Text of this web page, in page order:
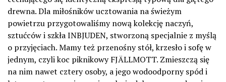
drewna. Dla miłośników ucztowania na świeżym
powietrzu przygotowaliśmy nową kolekcję naczyń,
sztućców i szkła INBJUDEN, stworzoną specjalnie z myślą
o przyjęciach. Mamy też przenośny stół, krzesło i sofę w
jednym, czyli koc piknikowy FJÄLLMOTT. Zmieszczą się
na nim nawet cztery osoby, a jego wodoodporny spód i